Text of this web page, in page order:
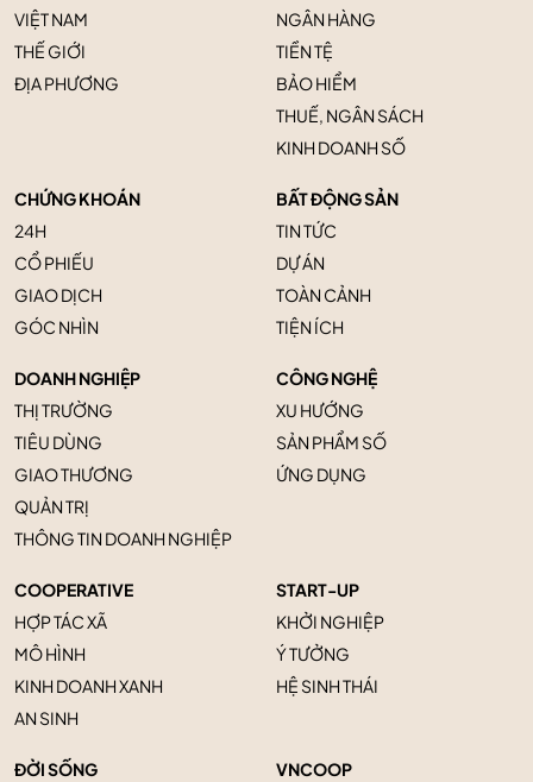
VIỆT NAM
THẾ GIỚI
ĐỊA PHƯƠNG
NGÂN HÀNG
TIỀN TỆ
BẢO HIỂM
THUẾ, NGÂN SÁCH
KINH DOANH SỐ
CHỨNG KHOÁN
24H
CỔ PHIẾU
GIAO DỊCH
GÓC NHÌN
BẤT ĐỘNG SẢN
TIN TỨC
DỰ ÁN
TOÀN CẢNH
TIỆN ÍCH
DOANH NGHIỆP
THỊ TRƯỜNG
TIÊU DÙNG
GIAO THƯƠNG
QUẢN TRỊ
THÔNG TIN DOANH NGHIỆP
CÔNG NGHỆ
XU HƯỚNG
SẢN PHẨM SỐ
ỨNG DỤNG
COOPERATIVE
HỢP TÁC XÃ
MÔ HÌNH
KINH DOANH XANH
AN SINH
START-UP
KHỞI NGHIỆP
Ý TƯỞNG
HỆ SINH THÁI
ĐỜI SỐNG
VNCOOP